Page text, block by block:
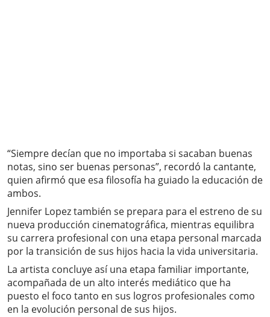
“Siempre decían que no importaba si sacaban buenas
notas, sino ser buenas personas”, recordó la cantante,
quien afirmó que esa filosofía ha guiado la educación de
ambos.
Jennifer Lopez también se prepara para el estreno de su
nueva producción cinematográfica, mientras equilibra
su carrera profesional con una etapa personal marcada
por la transición de sus hijos hacia la vida universitaria.
La artista concluye así una etapa familiar importante,
acompañada de un alto interés mediático que ha
puesto el foco tanto en sus logros profesionales como
en la evolución personal de sus hijos.